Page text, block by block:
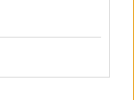
el